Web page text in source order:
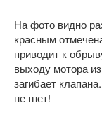
На фото видно
красным
приводит к
выходу мотора
загибает
не гнет!